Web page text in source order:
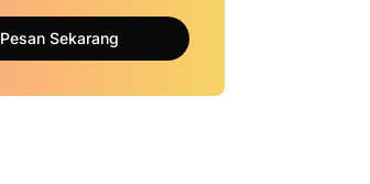
Pesan Sekarang